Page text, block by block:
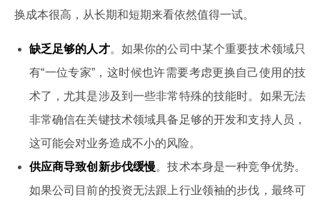
换成本很高，从长期和短期来看依然值得一试。
缺乏足够的人才。如果你的公司中某个重要技术领域只
有“一位专家”，这时候也许需要考虑更换自己使用的技
术了，尤其是涉及到一些非常特殊的技能时。如果无法
非常确信在关键技术领域具备足够的开发和支持人员，
这可能会对业务造成不小的风险。
供应商导致创新步伐缓慢。技术本身是一种竞争优势。
如果公司目前的投资无法跟上行业领袖的步伐，最终可